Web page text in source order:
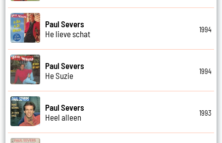
Paul Severs
He lieve schat
1994
Paul Severs
He Suzie
1994
Paul Severs
Heel alleen
1993